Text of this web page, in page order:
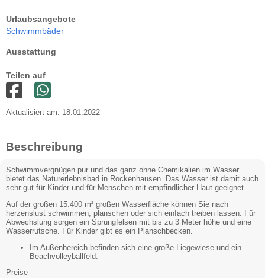
Urlaubsangebote
Schwimmbäder
Ausstattung
Teilen auf
Aktualisiert am: 18.01.2022
Beschreibung
Schwimmvergnügen pur und das ganz ohne Chemikalien im Wasser
bietet das Naturerlebnisbad in Rockenhausen. Das Wasser ist damit auch
sehr gut für Kinder und für Menschen mit empfindlicher Haut geeignet.
Auf der großen 15.400 m² großen Wasserfläche können Sie nach
herzenslust schwimmen, planschen oder sich einfach treiben lassen. Für
Abwechslung sorgen ein Sprungfelsen mit bis zu 3 Meter höhe und eine
Wasserrutsche. Für Kinder gibt es ein Planschbecken.
Im Außenbereich befinden sich eine große Liegewiese und ein
Beachvolleyballfeld.
Preise